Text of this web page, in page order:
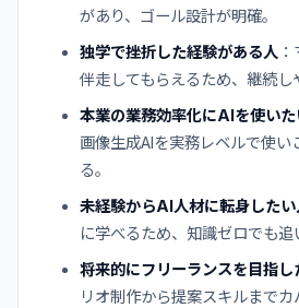
があり、ゴール設計が明確。
独学で挫折した経験がある人
伴走してもらえるため、継続し
本業の業務効率化にAIを使いた
画像生成AIを実務レベルで使い
る。
未経験からAI人材に転身したい
に学べるため、知識ゼロでも追
将来的にフリーランスを目指し
リオ制作から提案スキルまでカ